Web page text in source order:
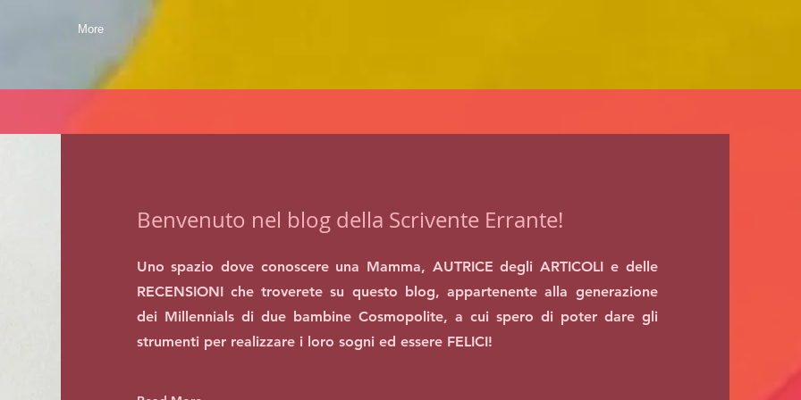
More
Benvenuto nel blog della Scrivente Errante!
Uno spazio dove conoscere una Mamma, AUTRICE degli ARTICOLI e delle
RECENSIONI che troverete su questo blog, appartenente alla generazione
dei Millennials di due bambine Cosmopolite, a cui spero di poter dare gli
strumenti per realizzare i loro sogni ed essere FELICI!